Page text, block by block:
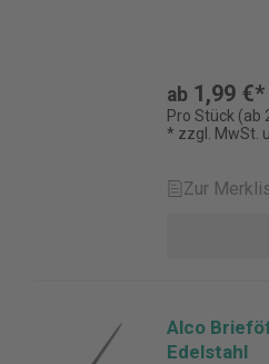
ab 1,99 €*
Pro Stück (ab
* zzgl. MwSt.
Zur
Alco
Edelstahl